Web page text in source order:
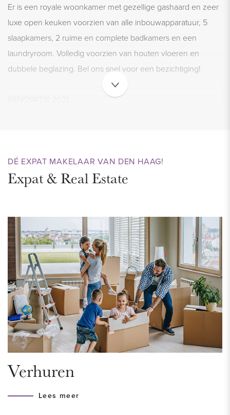
Er is een royale woonkamer met gezellige gashaard en zeer
luxe open keuken voorzien van alle inbouwapparatuur, 5
slaapkamers, 2 ruime en complete badkamers en een
laundryroom. Volledig voorzien van houten vloeren en
dubbele beglazing. Bel ons snel voor een bezichtiging!
besteed aan de isolatie van het complex, volledig voorzien
van vloerisolatie en muur isolatie. Alle leidingen, afvoeren,
appartement van een warme, luxe en moderne uitstraling te
voorzien. Volledig voorzien van houten vloerdelen.
DUINOORD
De wijk Duinoord kenmerkt zich door monumentale,
gebogen straten en karakteristieke woningen van rond 1900
die zijn voorzien van sierlijke elementen zoals erkers,
daklijsten, glas-in-loodramen, balkons en dakkapellen. Deze
geven de wijk een chique uitstraling. Je vindt in de wijk veel
de woningen valt in het dure segment. In de Reinkenstraat
vind je een aantrekkelijk winkelgebied met veel
DÉ EXPAT MAKELAAR VAN DEN HAAG!
Expat & Real Estate
Verhuren
Lees meer